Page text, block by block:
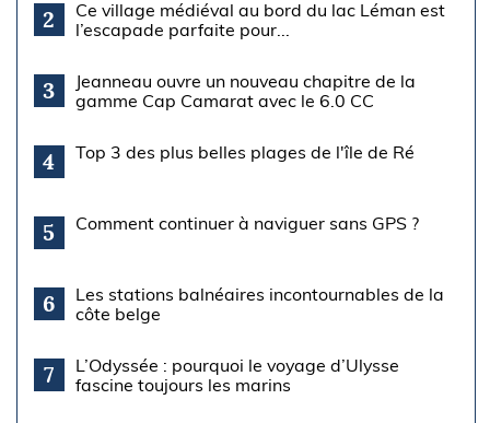
2
Ce village médiéval au bord du lac Léman est
l’escapade parfaite pour...
3
Jeanneau ouvre un nouveau chapitre de la
gamme Cap Camarat avec le 6.0 CC
4 Top 3 des plus belles plages de l'île de Ré
5 Comment continuer à naviguer sans GPS ?
6
Les stations balnéaires incontournables de la
côte belge
7
L’Odyssée : pourquoi le voyage d’Ulysse
fascine toujours les marins